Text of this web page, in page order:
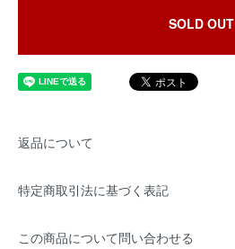
SOLD OUT
返品について
特定商取引法に基づく表記
この商品について問い合わせる